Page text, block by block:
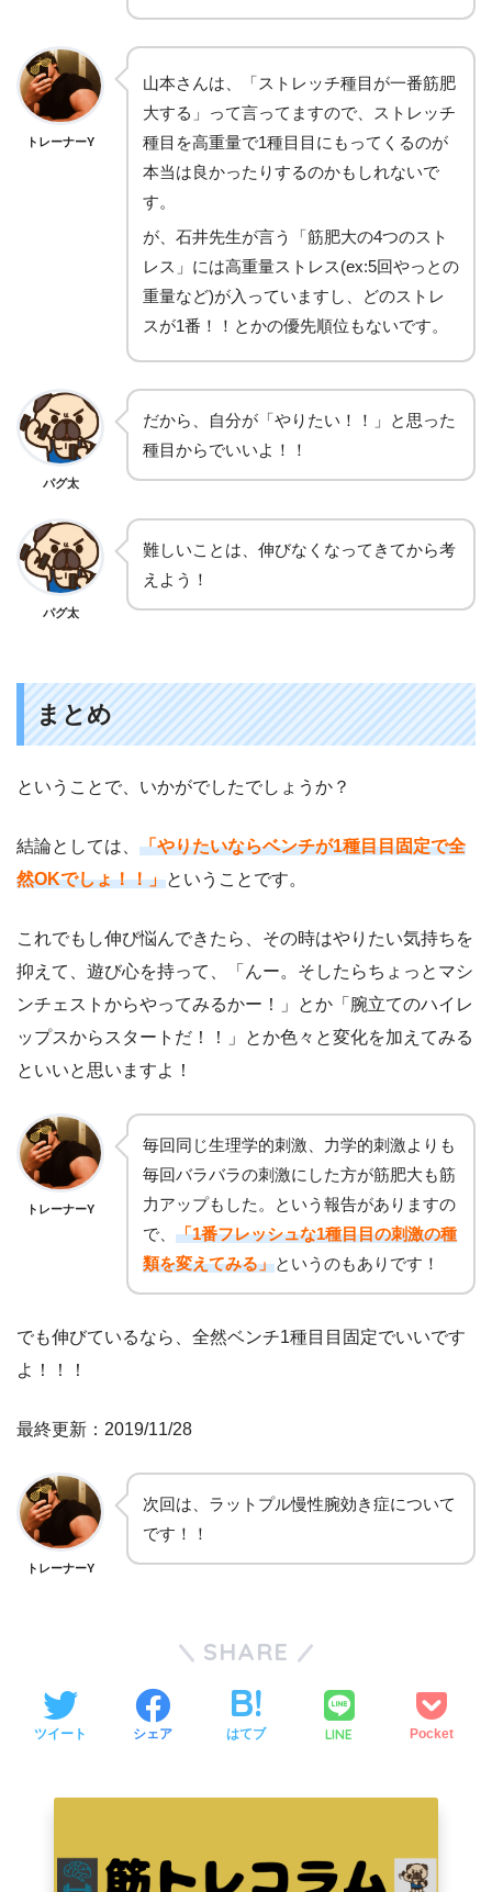
トレーナーY
山本さんは、「ストレッチ種目が一番筋肥
大する」って言ってますので、ストレッチ
種目を高重量で1種目目にもってくるのが
本当は良かったりするのかもしれないで
す。
が、石井先生が言う「筋肥大の4つのスト
レス」には高重量ストレス(ex:5回やっとの
重量など)が入っていますし、どのストレ
スが1番！！とかの優先順位もないです。
パグ太
だから、自分が「やりたい！！」と思った
種目からでいいよ！！
パグ太
難しいことは、伸びなくなってきてから考
えよう！
まとめ
ということで、いかがでしたでしょうか？
結論としては、 「やりたいならベンチが1種目目固定で全
然OKでしょ！！」ということです。
これでもし伸び悩んできたら、その時はやりたい気持ちを
抑えて、遊び心を持って、「んー。そしたらちょっとマシ
ンチェストからやってみるかー！」とか「腕立てのハイレ
ップスからスタートだ！！」とか色々と変化を加えてみる
といいと思いますよ！
トレーナーY
毎回同じ生理学的刺激、力学的刺激よりも
毎回バラバラの刺激にした方が筋肥大も筋
力アップもした。という報告がありますの
で、 「1番フレッシュな1種目目の刺激の種
類を変えてみる」というのもありです！
でも伸びているなら、全然ベンチ1種目目固定でいいです
よ！！！
最終更新：2019/11/28
トレーナーY
次回は、ラットプル慢性腕効き症について
です！！
SHARE
ツイート シェア はてブ LINE Pocket